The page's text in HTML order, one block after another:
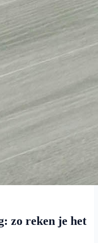
zo reken je het